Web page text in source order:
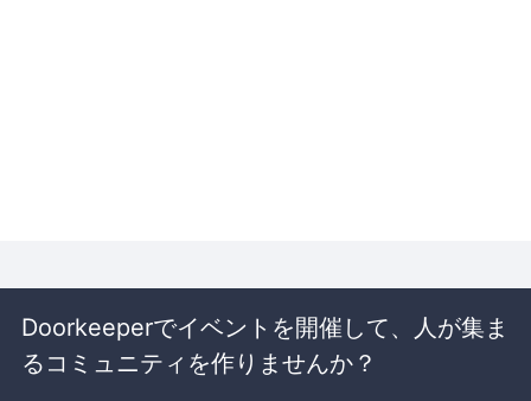
Doorkeeperでイベントを開催して、人が集ま
るコミュニティを作りませんか？